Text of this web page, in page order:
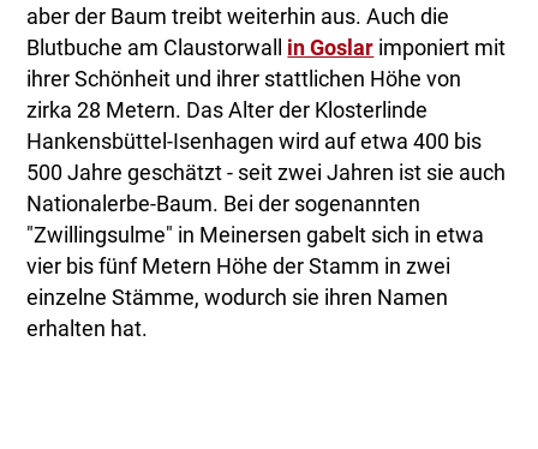
aber der Baum treibt weiterhin aus. Auch die
Blutbuche am Claustorwall in Goslar imponiert mit
ihrer Schönheit und ihrer stattlichen Höhe von
zirka 28 Metern. Das Alter der Klosterlinde
Hankensbüttel-Isenhagen wird auf etwa 400 bis
500 Jahre geschätzt - seit zwei Jahren ist sie auch
Nationalerbe-Baum. Bei der sogenannten
"Zwillingsulme" in Meinersen gabelt sich in etwa
vier bis fünf Metern Höhe der Stamm in zwei
einzelne Stämme, wodurch sie ihren Namen
erhalten hat.